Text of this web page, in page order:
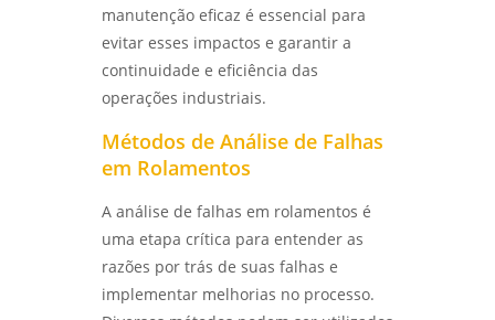
QUALIFICAÇÃO DE EPS EM SP: COMO
AUMENTAR A EFICIÊNCIA E CONFORMIDADE -
LABMETAL
ENSAIO METALOGRÁFICO DE AÇO: COMO
REALIZAR E INTERPRETAR RESULTADOS COM
PRECISÃO - LABMETAL
ANÁLISE DE FALHAS EM EQUIPAMENTOS DE
PROCESSO PARA AUMENTAR A EFICIÊNCIA E
REDUZIR CUSTOS - LABMETAL
ENSAIO DE CORROSÃO ACELERADA EM SÃO
manutenção eficaz é essencial para
evitar esses impactos e garantir a
continuidade e eficiência das
operações industriais.
Métodos de Análise de Falhas
em Rolamentos
A análise de falhas em rolamentos é
uma etapa crítica para entender as
razões por trás de suas falhas e
implementar melhorias no processo.